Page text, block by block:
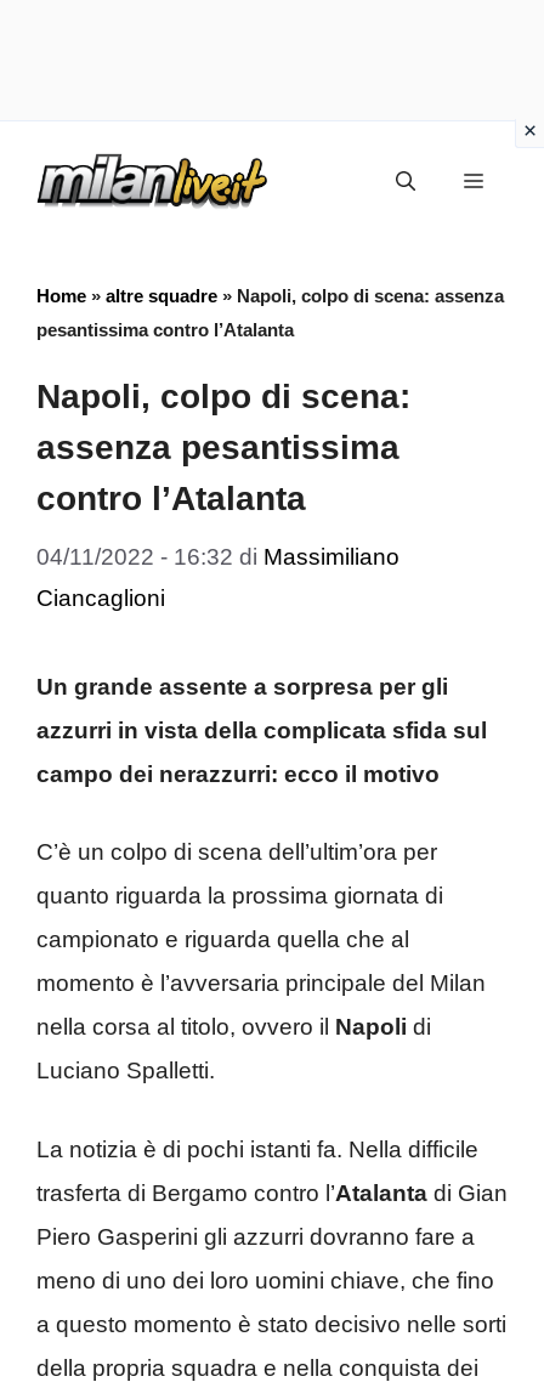
Menu
Home » altre squadre » Napoli, colpo di scena: assenza
pesantissima contro l’Atalanta
Napoli, colpo di scena:
assenza pesantissima
contro l’Atalanta
04/11/2022 - 16:32 di Massimiliano
Ciancaglioni
Un grande assente a sorpresa per gli
azzurri in vista della complicata sfida sul
campo dei nerazzurri: ecco il motivo
C’è un colpo di scena dell’ultim’ora per
quanto riguarda la prossima giornata di
campionato e riguarda quella che al
momento è l’avversaria principale del Milan
nella corsa al titolo, ovvero il Napoli di
Luciano Spalletti.
La notizia è di pochi istanti fa. Nella difficile
trasferta di Bergamo contro l’Atalanta di Gian
Piero Gasperini gli azzurri dovranno fare a
meno di uno dei loro uomini chiave, che fino
a questo momento è stato decisivo nelle sorti
della propria squadra e nella conquista dei